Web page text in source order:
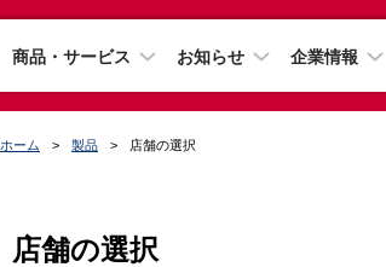
商品・サービス お知らせ 企業情報
ホーム 製品 店舗の選択
店舗の選択